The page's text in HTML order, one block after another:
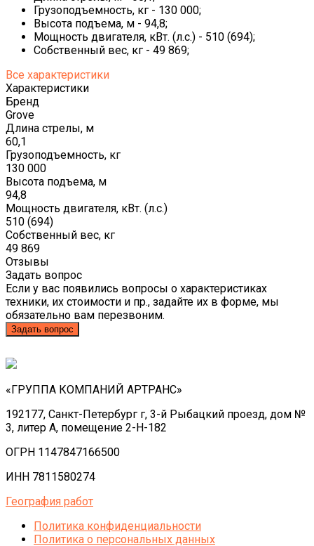
Грузоподъемность, кг - 130 000;
Высота подъема, м - 94,8;
Мощность двигателя, кВт. (л.с.) - 510 (694);
Собственный вес, кг - 49 869;
Все характеристики
Характеристики
Бренд
Grove
Длина стрелы, м
60,1
Грузоподъемность, кг
130 000
Высота подъема, м
94,8
Мощность двигателя, кВт. (л.с.)
510 (694)
Собственный вес, кг
49 869
Отзывы
Задать вопрос
Если у вас появились вопросы о характеристиках
техники, их стоимости и пр., задайте их в форме, мы
обязательно вам перезвоним.
Задать вопрос
«ГРУППА КОМПАНИЙ АРТРАНС»
192177, Санкт-Петербург г, 3-й Рыбацкий проезд, дом №
3, литер А, помещение 2-Н-182
ОГРН 1147847166500
ИНН 7811580274
География работ
Политика конфиденциальности
Политика o персональных данных